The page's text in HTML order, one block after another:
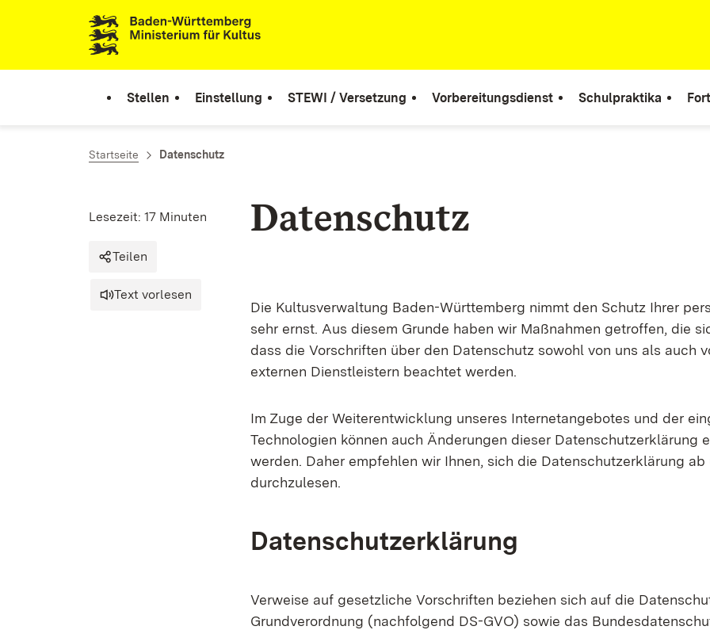
Zum Inhalt springen
Link zur Startseite
Stellen Einstellung STEWI / Versetzung Vorbereitungsdienst Schulpraktika
Startseite Datenschutz
Datenschutz
Lesezeit: 17 Minuten
Teilen
Text vorlesen
Die Kultusverwaltung Baden-Württemberg nimmt den Schutz Ihrer
sehr ernst. Aus diesem Grunde haben wir Maßnahmen getroffen, die
dass die Vorschriften über den Datenschutz sowohl von uns als auch
externen Dienstleistern beachtet werden.
Im Zuge der Weiterentwicklung unseres Internetangebotes und der
Technologien können auch Änderungen dieser Datenschutzerklärung
werden. Daher empfehlen wir Ihnen, sich die Datenschutzerklärung ab
durchzulesen.
Datenschutzerklärung
Verweise auf gesetzliche Vorschriften beziehen sich auf die
Grundverordnung (nachfolgend DS-GVO) sowie das